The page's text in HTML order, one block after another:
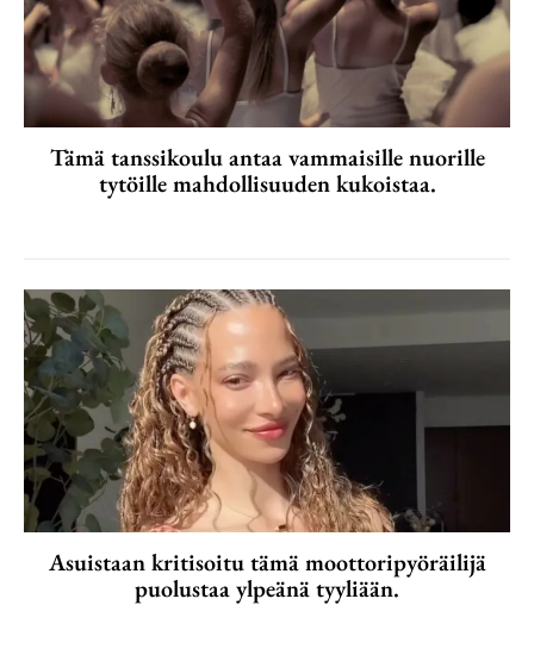
Tämä tanssikoulu antaa vammaisille nuorille
tytöille mahdollisuuden kukoistaa.
Asuistaan kritisoitu tämä moottoripyöräilijä
puolustaa ylpeänä tyyliään.